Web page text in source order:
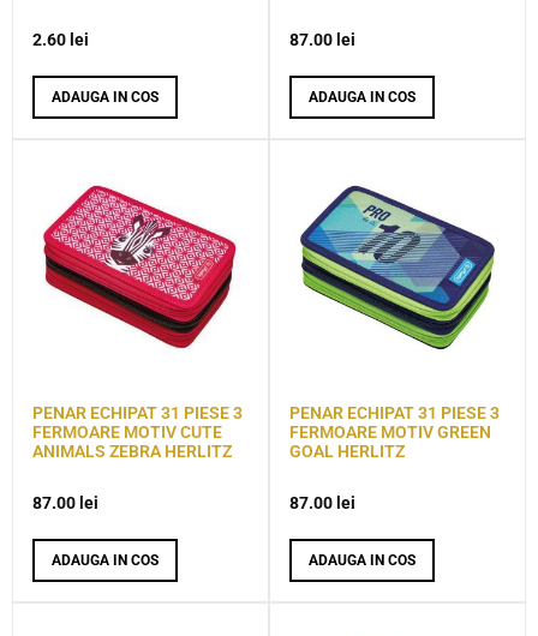
2.60 lei
ADAUGA IN COS
87.00 lei
ADAUGA IN COS
PENAR ECHIPAT 31 PIESE 3
FERMOARE MOTIV CUTE
ANIMALS ZEBRA HERLITZ
87.00 lei
ADAUGA IN COS
PENAR ECHIPAT 31 PIESE 3
FERMOARE MOTIV GREEN
GOAL HERLITZ
87.00 lei
ADAUGA IN COS